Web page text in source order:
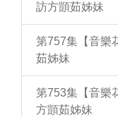
訪方顗茹姊妹
第757集【音樂
茹姊妹
第753集【音樂
方顗茹姊妹